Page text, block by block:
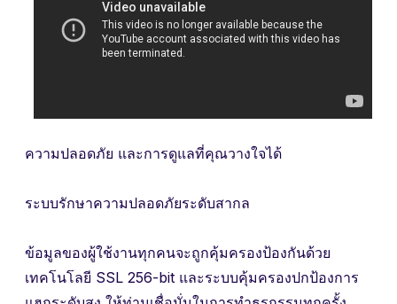
ความปลอดภัย และการดูแลที่คุณวางใจได้
ระบบรักษาความปลอดภัยระดับสากล
ข้อมูลของผู้ใช้งานทุกคนจะถูกคุ้มครองป้องกันด้วย
เทคโนโลยี SSL 256-bit และระบบคุ้มครองปกป้องการ